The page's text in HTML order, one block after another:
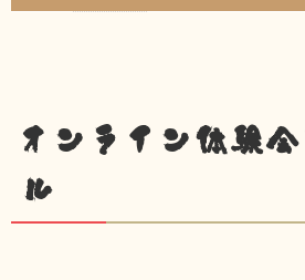
オンライン体験
ル